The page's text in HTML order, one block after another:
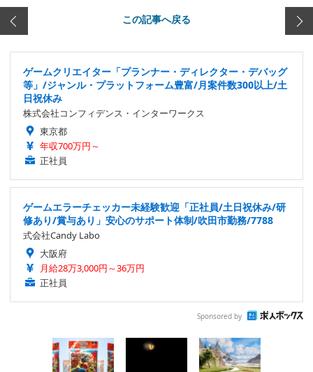
この記事へ戻る
ゲームクリエイター「プランナー・ディレクター・デバッグ
等」/ジャンル・プラットフォーム豊富/月案件数300以上/土
日祝休み
株式会社コンフィデンス・インターワークス
東京都
年収700万円～
正社員
ゲームエラーチェッカー未経験歓迎「正社員/土日祝休み/研
修あり/賞与あり」安心のサポート体制/吹田市勤務/7788
式会社Candy Labo
大阪府
月給28万3,000円～36万円
正社員
Sponsored by